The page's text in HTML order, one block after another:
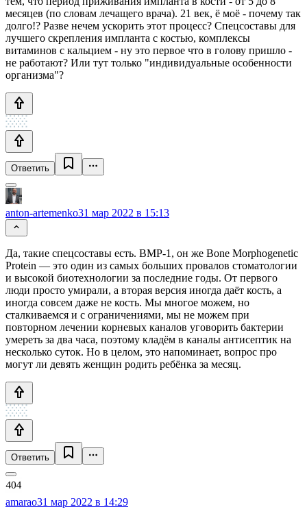
месяцев (по словам лечащего врача). 21 век, ё моё - почему так
долго!? Разве нечем ускорить этот процесс? Спецсоставы для
лучшего скрепления импланта с костью, комплексы
витаминов с кальцием - ну это первое что в голову пришло -
не работают? Или тут только "индивидуальные особенности
организма"?
Ответить
anton-artemenko31 мар 2022 в 15:13
Да, такие спецсоставы есть. BMP-1, он же Bone Morphogenetic
Protein — это один из самых больших провалов стоматологии
и высокой биотехнологии за последние годы. От первого
люди просто умирали, а вторая версия иногда даёт кость, а
иногда совсем даже не кость. Мы многое можем, но
сталкиваемся и с ограничениями, мы не можем при
повторном лечении корневых каналов уговорить бактерии
умереть за два часа, поэтому кладём в каналы антисептик на
несколько суток. Но в целом, это напоминает, вопрос про
могут ли девять женщин родить ребёнка за месяц.
Ответить
amarao31 мар 2022 в 14:29